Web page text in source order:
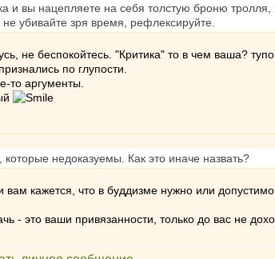
и вы нацепляете на себя толстую броню
убивайте зря время, рефлексируйте.
не беспокойтесь. "Критика" то в чем ваша?
по глупости.
то аргументы.
недоказуемы. Как это иначе назвать?
кажется, что в буддизме нужно или допустимо
- это ваши привязанности, только до вас не